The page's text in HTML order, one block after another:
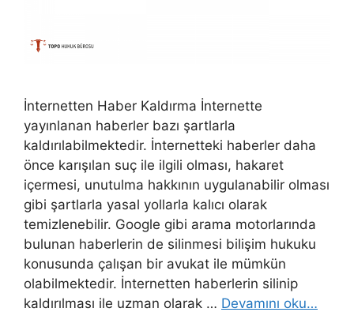
İnternetten Haber Kaldırma İnternette
yayınlanan haberler bazı şartlarla
kaldırılabilmektedir. İnternetteki haberler daha
önce karışılan suç ile ilgili olması, hakaret
içermesi, unutulma hakkının uygulanabilir olması
gibi şartlarla yasal yollarla kalıcı olarak
temizlenebilir. Google gibi arama motorlarında
bulunan haberlerin de silinmesi bilişim hukuku
konusunda çalışan bir avukat ile mümkün
olabilmektedir. İnternetten haberlerin silinip
kaldırılması ile uzman olarak … Devamını oku…